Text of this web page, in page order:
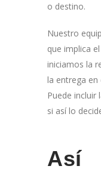
o destino.
Nuestro
que implica
iniciamos la
la entrega
Puede incluir
si así lo
Así